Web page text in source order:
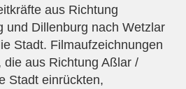
aus Richtung
und Dillenburg nach Wetzlar
Stadt. Filmaufzeichnungen
die aus Richtung Aßlar /
Stadt einrückten,